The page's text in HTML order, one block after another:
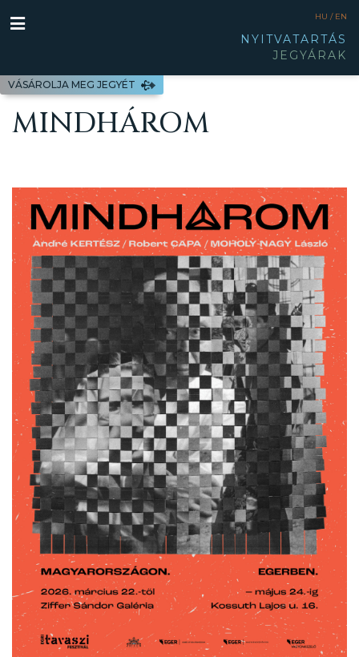
VÁSÁROLJA MEG JEGYÉT
HU / EN
NYITVATARTÁS
JEGYÁRAK
MINDHÁROM